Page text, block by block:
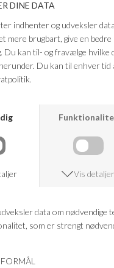
økologisk aloe vera-gel for
butter er parfumefri, men
nøddeagtige sheasmør og
og diskret aroma. Velegnet
sikre skånsom pleje.
- Højt indhold økologiske
- Med fugtgivende